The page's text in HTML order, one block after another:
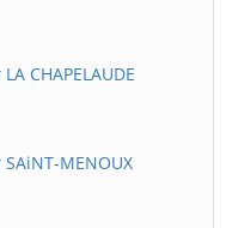
CHAPELAUDE
MENOUX